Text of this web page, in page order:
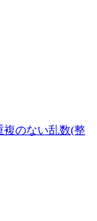
複のない乱数(整